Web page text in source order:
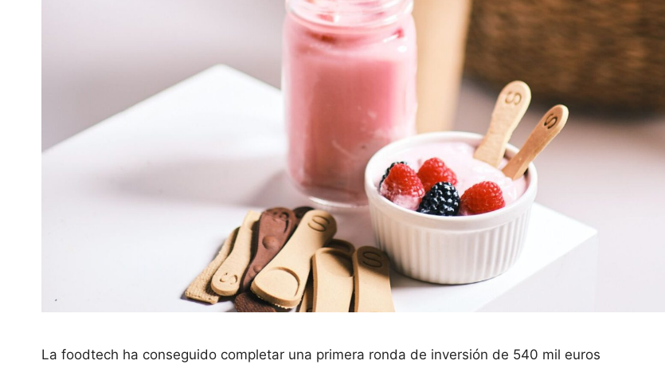
La foodtech ha conseguido completar una primera ronda de inversión de 540 mil euros